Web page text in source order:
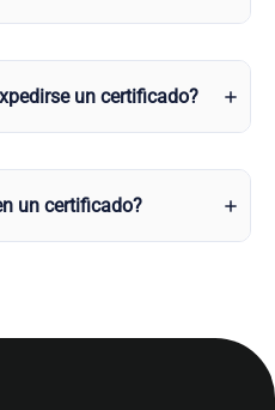
un certificado?
un certificado?